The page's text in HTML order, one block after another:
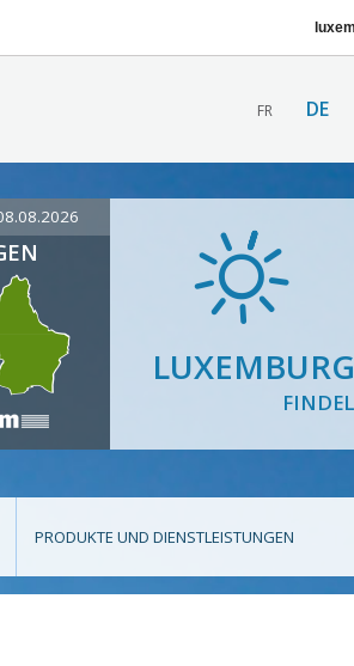
FR DE
LUXEMBURG
FINDEL
PRODUKTE UND DIENSTLEISTUNGEN